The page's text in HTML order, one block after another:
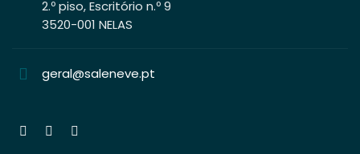
2.º piso, Escritório n.º 9
3520-001 NELAS
geral@saleneve.pt